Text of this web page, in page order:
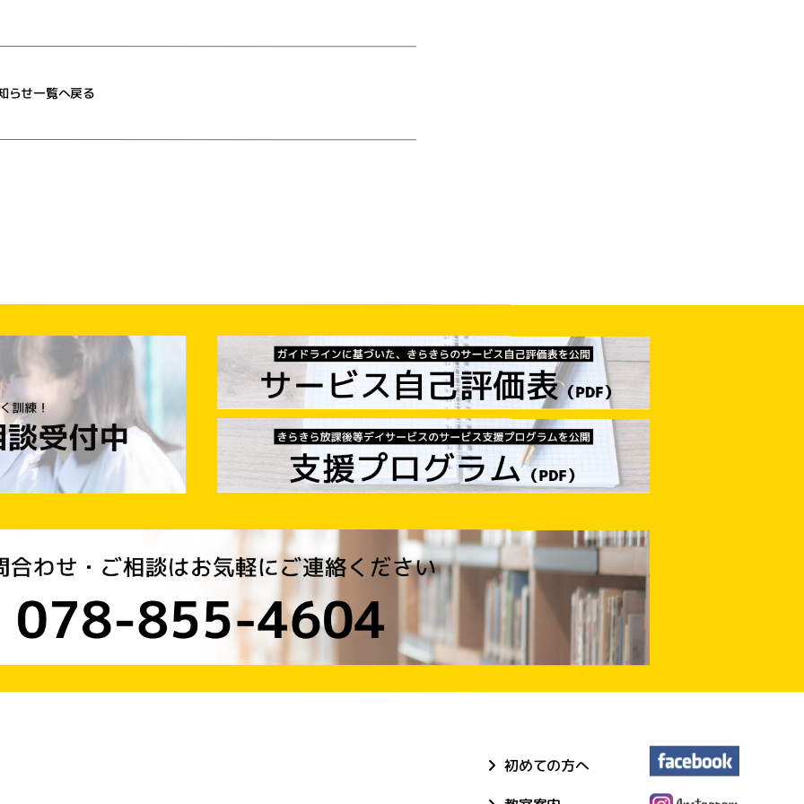
らせ一覧へ戻る
初めての方へ